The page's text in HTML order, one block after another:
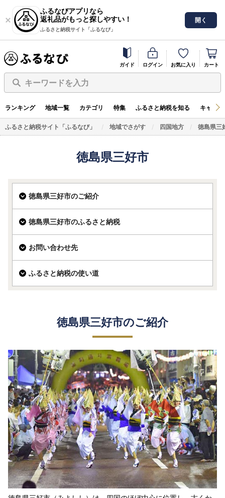
ふるなびアプリなら
返礼品がもっと探しやすい！
ふるさと納税サイト「ふるなび」
開く
ガイド ログイン お気に入り カート
キーワードを入力
ランキング 地域一覧 カテゴリ 特集 ふるさと納税を知る キャン
ふるさと納税サイト「ふるなび」 地域でさがす 四国地方 徳島県三
徳島県三好市
徳島県三好市のご紹介
徳島県三好市のふるさと納税
お問い合わせ先
ふるさと納税の使い道
徳島県三好市のご紹介